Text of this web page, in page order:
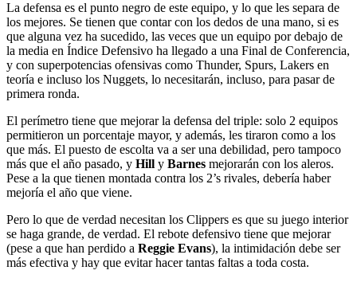
La defensa es el punto negro de este equipo, y lo que les separa de
los mejores. Se tienen que contar con los dedos de una mano, si es
que alguna vez ha sucedido, las veces que un equipo por debajo de
la media en Índice Defensivo ha llegado a una Final de Conferencia,
y con superpotencias ofensivas como Thunder, Spurs, Lakers en
teoría e incluso los Nuggets, lo necesitarán, incluso, para pasar de
primera ronda.
El perímetro tiene que mejorar la defensa del triple: solo 2 equipos
permitieron un porcentaje mayor, y además, les tiraron como a los
que más. El puesto de escolta va a ser una debilidad, pero tampoco
más que el año pasado, y Hill y Barnes mejorarán con los aleros.
Pese a la que tienen montada contra los 2’s rivales, debería haber
mejoría el año que viene.
Pero lo que de verdad necesitan los Clippers es que su juego interior
se haga grande, de verdad. El rebote defensivo tiene que mejorar
(pese a que han perdido a Reggie Evans), la intimidación debe ser
más efectiva y hay que evitar hacer tantas faltas a toda costa.